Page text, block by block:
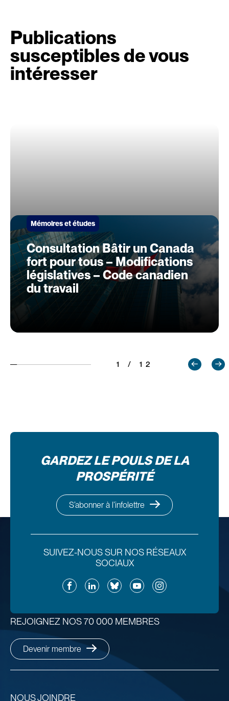
Publications
susceptibles de vous
intéresser
Mémoires et études
Consultation Bâtir un Canada
fort pour tous – Modifications
législatives – Code canadien
du travail
1 / 12
GARDEZ LE POULS DE LA
PROSPÉRITÉ
S’abonner à l’infolettre
SUIVEZ-NOUS SUR NOS RÉSEAUX
SOCIAUX
FacebookLinkedInBlueskyYouTubeInstagram
NOUS JOINDRE
REJOIGNEZ NOS 70 000 MEMBRES
Devenir membre